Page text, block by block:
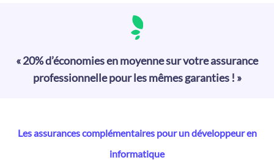
« 20% d’économies en moyenne sur votre assurance
professionnelle pour les mêmes garanties ! »
Les assurances complémentaires pour un développeur en
informatique